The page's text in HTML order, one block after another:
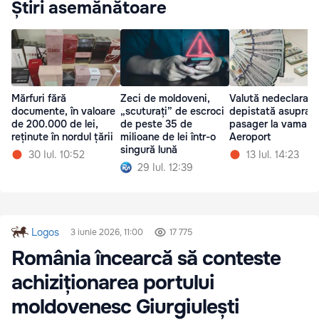
Știri asemănătoare
Mărfuri fără
documente, în valoare
de 200.000 de lei,
reținute în nordul țării
30 Iul. 10:52
Zeci de moldoveni,
„scuturați” de escroci
de peste 35 de
milioane de lei într-o
singură lună
29 Iul. 12:39
Valută
depistată asupra
pasager la vama
Aeroport
13 Iul. 14:23
Logos 3 iunie 2026, 11:00 17 775
România încearcă să conteste
achiziționarea portului
moldovenesc Giurgiulești